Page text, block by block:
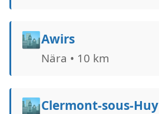
🏙️Awirs
Nära • 10 km
🏙️Clermont-sous-Huy